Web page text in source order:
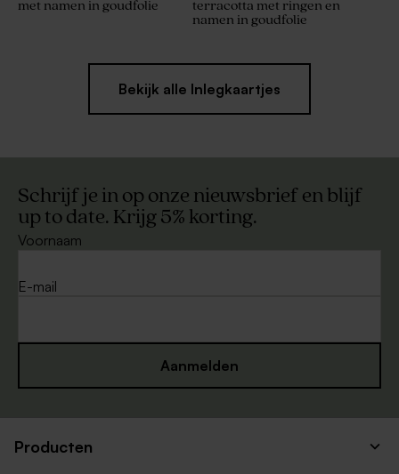
met namen in goudfolie
terracotta met ringen en
namen in goudfolie
Bekijk alle Inlegkaartjes
Schrijf je in op onze nieuwsbrief en blijf
up to date. Krijg 5% korting.
Voornaam
E-mail
Aanmelden
Producten